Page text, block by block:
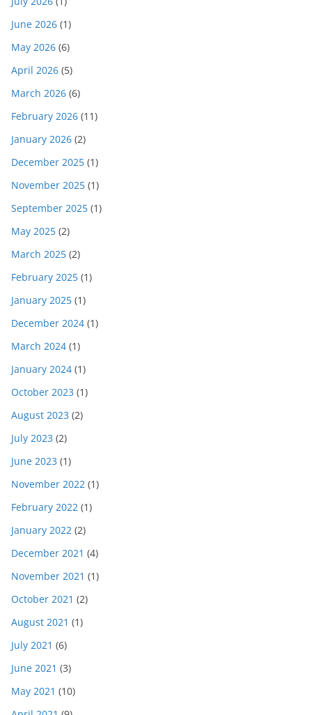
June 2026 (1)
May 2026 (6)
April 2026 (5)
March 2026 (6)
February 2026 (11)
January 2026 (2)
December 2025 (1)
November 2025 (1)
September 2025 (1)
May 2025 (2)
March 2025 (2)
February 2025 (1)
January 2025 (1)
December 2024 (1)
March 2024 (1)
January 2024 (1)
October 2023 (1)
August 2023 (2)
July 2023 (2)
June 2023 (1)
November 2022 (1)
February 2022 (1)
January 2022 (2)
December 2021 (4)
November 2021 (1)
October 2021 (2)
August 2021 (1)
July 2021 (6)
June 2021 (3)
May 2021 (10)